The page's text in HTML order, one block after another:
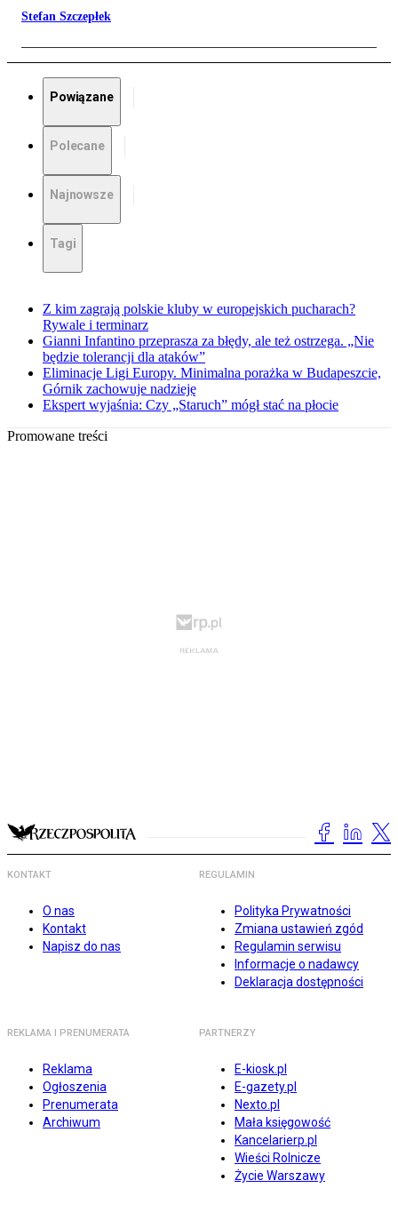
Stefan Szczepłek
Powiązane
Polecane
Najnowsze
Tagi
Z kim zagrają polskie kluby w europejskich pucharach?
Rywale i terminarz
Gianni Infantino przeprasza za błędy, ale też ostrzega. „Nie
będzie tolerancji dla ataków”
Eliminacje Ligi Europy. Minimalna porażka w Budapeszcie,
Górnik zachowuje nadzieję
Ekspert wyjaśnia: Czy „Staruch” mógł stać na płocie
Promowane treści
KONTAKT
O nas
Kontakt
Napisz do nas
REGULAMIN
Polityka Prywatności
Zmiana ustawień zgód
Regulamin serwisu
Informacje o nadawcy
Deklaracja dostępności
REKLAMA I PRENUMERATA
Reklama
Ogłoszenia
Prenumerata
Archiwum
PARTNERZY
E-kiosk.pl
E-gazety.pl
Nexto.pl
Mała księgowość
Kancelarierp.pl
Wieści Rolnicze
Życie Warszawy